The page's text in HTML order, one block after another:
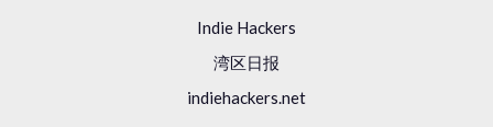
Indie Hackers
湾区日报
indiehackers.net